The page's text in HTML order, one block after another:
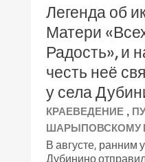
Легенда об
Матери
Радость», и
честь неё
у села
КРАЕВЕДЕНИЕ ,
ШАРЫПОВСКОМУ
В августе, ранним
Дубинино